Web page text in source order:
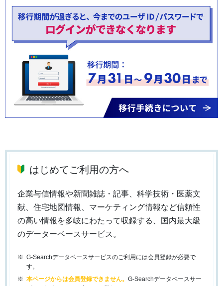
はじめてご利用の方へ
企業与信情報や新聞雑誌・記事、科学技術・医薬文
献、住宅地図情報、マーケティング情報など信頼性
の高い情報を多岐にわたって収録する、国内最大級
のデーターベースサービス。
G-Searchデータベースサービスのご利用には会員登録が必要で
す。
本ページからは会員登録できません。 G-Searchデータベースサー